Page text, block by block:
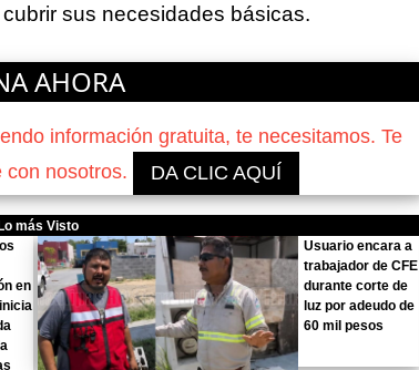
sus necesidades básicas.
AHORA
información gratuita, te necesitamos. Te
con nosotros.
DA CLIC AQUÍ
más Visto
en
Usuario encara a
trabajador de CFE
durante corte de
luz por adeudo de
60 mil pesos